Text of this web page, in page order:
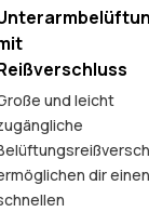
und leicht
dir einen